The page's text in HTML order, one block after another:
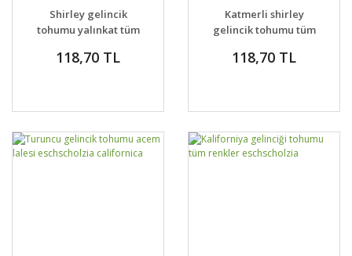
Shirley gelincik
tohumu yalınkat tüm
papaver rhoeas
118,70 TL
Katmerli shirley
gelincik tohumu tüm
118,70 TL